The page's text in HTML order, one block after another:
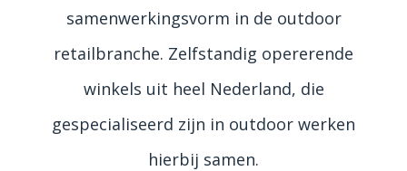
samenwerkingsvorm in de outdoor
retailbranche. Zelfstandig opererende
winkels uit heel Nederland, die
gespecialiseerd zijn in outdoor werken
hierbij samen.